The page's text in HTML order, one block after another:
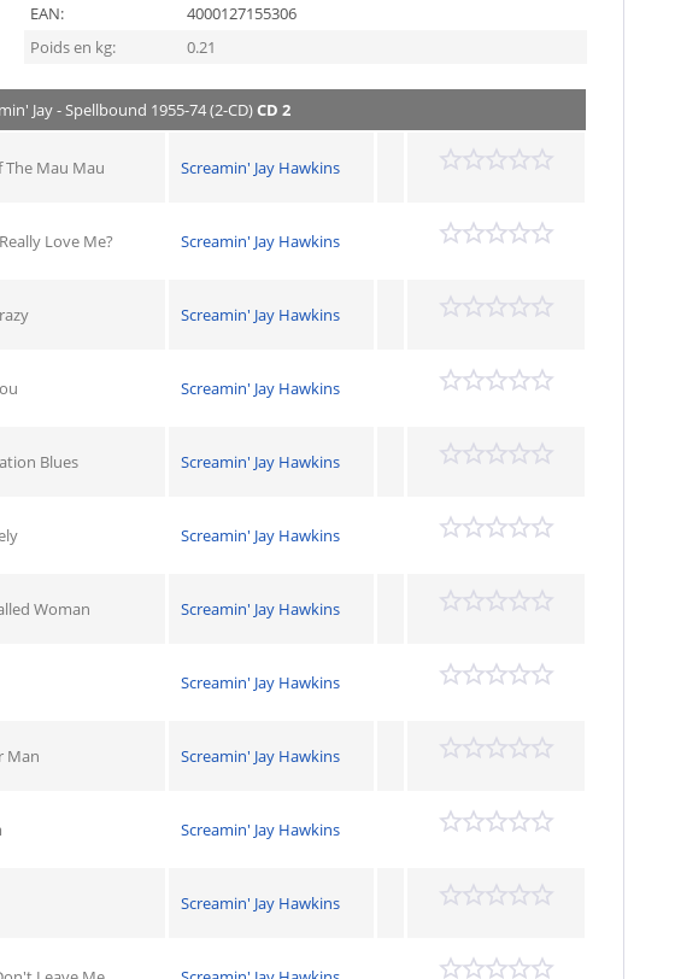
EAN:
4000127155306
Poids en kg:
0.21
Jay - Spellbound 1955-74 (2-CD)CD 2
The Mau Mau Screamin' Jay Hawkins
Love Me? Screamin' Jay Hawkins
Screamin' Jay Hawkins
Screamin' Jay Hawkins
Blues Screamin' Jay Hawkins
Screamin' Jay Hawkins
Woman Screamin' Jay Hawkins
Screamin' Jay Hawkins
Man Screamin' Jay Hawkins
Screamin' Jay Hawkins
Screamin' Jay Hawkins